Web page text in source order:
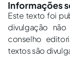
Informações
Este texto foi
divulgação
conselho
textos são